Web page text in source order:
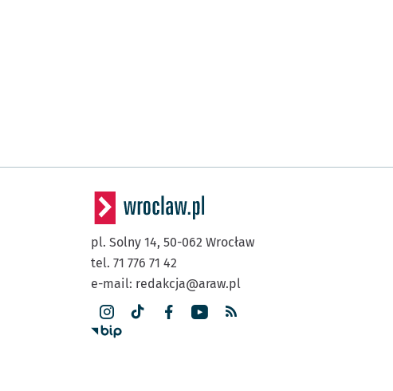
pl. Solny 14, 50-062 Wrocław
tel. 71 776 71 42
e-mail: redakcja@araw.pl